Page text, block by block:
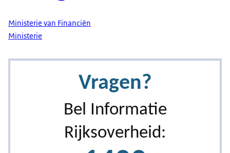
Ministerie van Financiën
Ministerie